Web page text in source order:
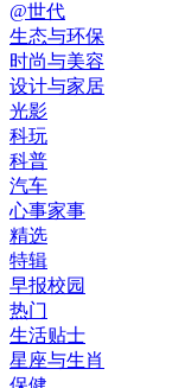
@世代
生态与环保
时尚与美容
设计与家居
光影
科玩
科普
汽车
心事家事
精选
特辑
早报校园
热门
生活贴士
星座与生肖